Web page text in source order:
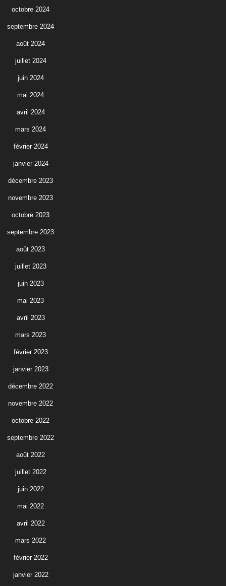
octobre 2024
septembre 2024
août 2024
juillet 2024
juin 2024
mai 2024
avril 2024
mars 2024
février 2024
janvier 2024
décembre 2023
novembre 2023
octobre 2023
septembre 2023
août 2023
juillet 2023
juin 2023
mai 2023
avril 2023
mars 2023
février 2023
janvier 2023
décembre 2022
novembre 2022
octobre 2022
septembre 2022
août 2022
juillet 2022
juin 2022
mai 2022
avril 2022
mars 2022
février 2022
janvier 2022